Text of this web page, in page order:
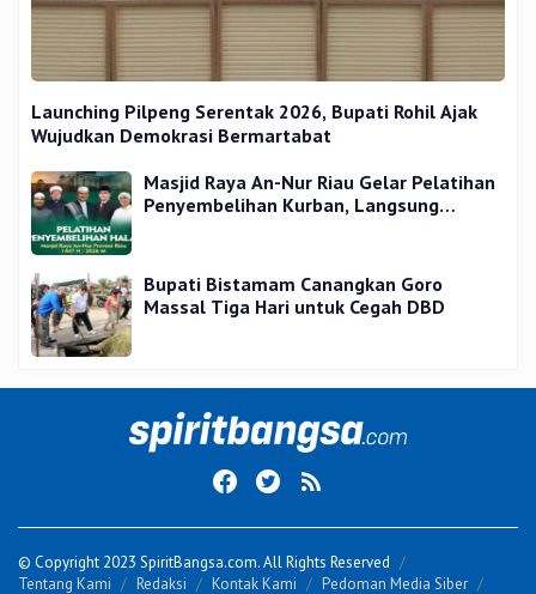
Launching Pilpeng Serentak 2026, Bupati Rohil Ajak
Wujudkan Demokrasi Bermartabat
Masjid Raya An-Nur Riau Gelar Pelatihan
Penyembelihan Kurban, Langsung
Bupati Bistamam Canangkan Goro
Massal Tiga Hari untuk Cegah DBD
© Copyright 2023 SpiritBangsa.com. All Rights Reserved
Tentang Kami
Redaksi Kontak Kami Pedoman Media Siber